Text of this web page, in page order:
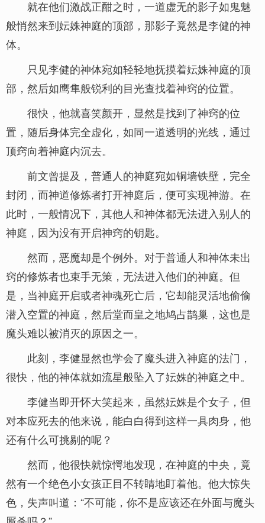
就在他们激战正酣之时，一道虚无的影子如鬼魅
般悄然来到妘姝神庭的顶部，那影子竟然是李健的神
体。
只见李健的神体宛如轻轻地抚摸着妘姝神庭的顶
部，然后如鹰隼般锐利的目光查找着神窍的位置。
很快，他就喜笑颜开，显然是找到了神窍的位
置，随后身体完全虚化，如同一道透明的光线，通过
顶窍向着神庭内沉去。
前文曾提及，普通人的神庭宛如铜墙铁壁，完全
封闭，而神道修炼者打开神庭后，便可实现神游。在
此时，一般情况下，其他人和神体都无法进入别人的
神庭，因为没有开启神窍的钥匙。
然而，恶魔却是个例外。对于普通人和神体未出
窍的修炼者也束手无策，无法进入他们的神庭。但
是，当神庭开启或者神魂死亡后，它却能灵活地偷偷
潜入空置的神庭，然后堂而皇之地鸠占鹊巢，这也是
魔头难以被消灭的原因之一。
此刻，李健显然也学会了魔头进入神庭的法门，
很快，他的神体就如流星般坠入了妘姝的神庭之中。
李健当即开怀大笑起来，虽然妘姝是个女子，但
对本应死去的他来说，能白白得到这样一具肉身，他
还有什么可挑剔的呢？
然而，他很快就惊愕地发现，在神庭的中央，竟
然有一个绝色小女孩正目不转睛地盯着他。他大惊失
色，失声叫道：“不可能，你不是应该还在外面与魔头